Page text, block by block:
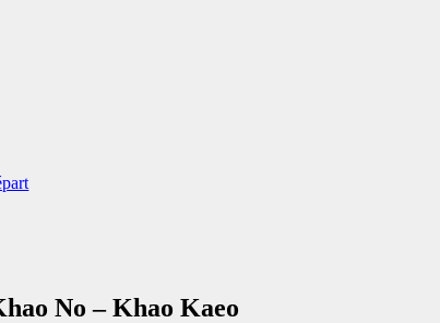
No – Khao Kaeo